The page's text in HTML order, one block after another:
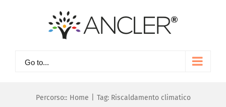
Go to...
Percorso:: Home Tag: Riscaldamento climatico